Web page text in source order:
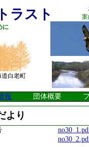
ラスト
に
道白老町
報 団体概要 フィ
より